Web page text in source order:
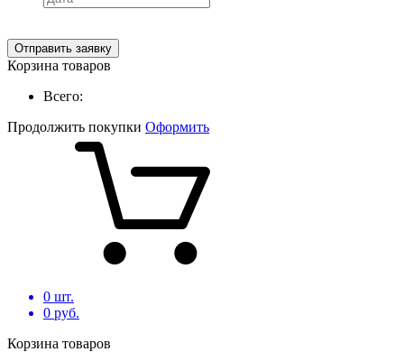
Отправить заявку
Корзина товаров
Всего:
Продолжить покупки Оформить
0 шт.
0 руб.
Корзина товаров